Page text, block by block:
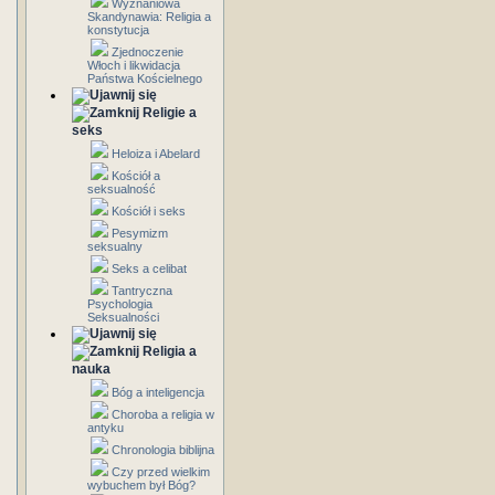
Wyznaniowa
Skandynawia: Religia a
konstytucja
Zjednoczenie
Włoch i likwidacja
Państwa Kościelnego
Religie a
seks
Heloiza i Abelard
Kościół a
seksualność
Kościół i seks
Pesymizm
seksualny
Seks a celibat
Tantryczna
Psychologia
Seksualności
Religia a
nauka
Bóg a inteligencja
Choroba a religia w
antyku
Chronologia biblijna
Czy przed wielkim
wybuchem był Bóg?